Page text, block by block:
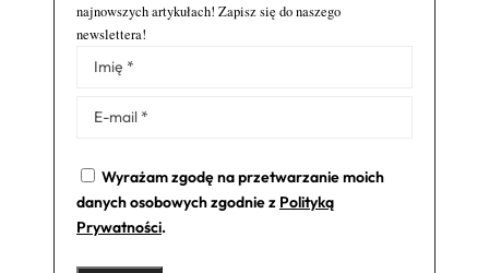
najnowszych artykułach! Zapisz się do naszego
newslettera!
Wyrażam zgodę na przetwarzanie moich
danych osobowych zgodnie z Polityką
Prywatności.
Alternative: